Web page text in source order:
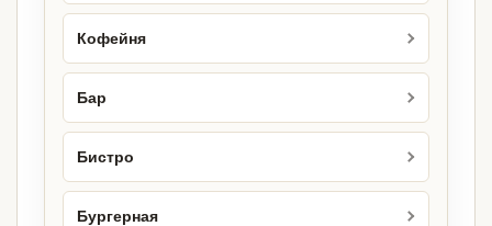
Кофейня
Бар
Бистро
Бургерная